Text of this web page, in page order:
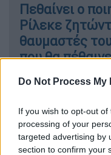
Do Not Process
If you wish to opt-out
processing of your
targeted advertising by
section to confirm your
Πεθαίνει ο
Ρίλεκε
θαυμαστές
που θα
Υπόθεση
μέρα μετά τη
πολιτικού